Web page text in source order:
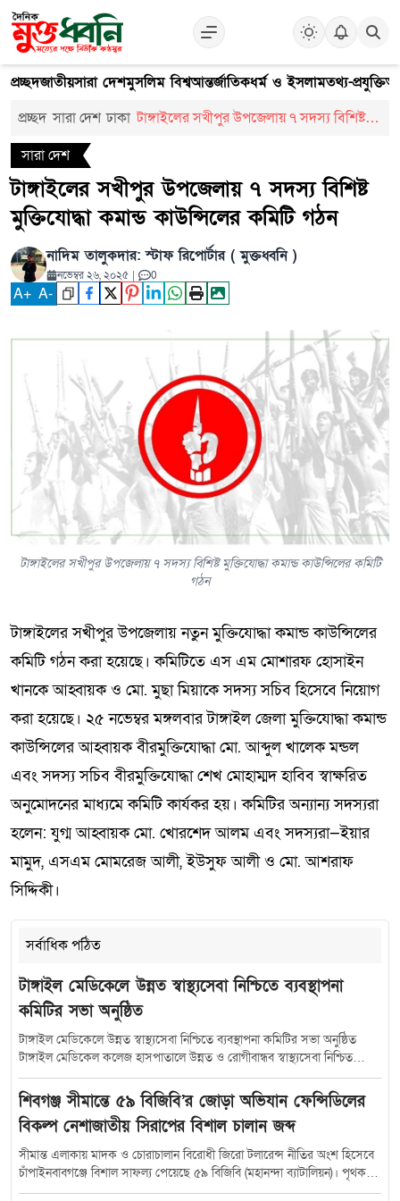
প্রচ্ছদজাতীয়সারা দেশমুসলিম বিশ্বআন্তর্জাতিকধর্ম ও ইসলামতথ্য-প্রযুক্তি
প্রচ্ছদ সারা দেশ ঢাকা টাঙ্গাইলের সখীপুর উপজেলায় ৭ সদস্য বিশিষ্ট
সারা দেশ
টাঙ্গাইলের সখীপুর উপজেলায় ৭ সদস্য বিশিষ্ট
মুক্তিযোদ্ধা কমান্ড কাউন্সিলের কমিটি গঠন
নাদিম তালুকদার: স্টাফ রিপোর্টার ( মুক্তধ্বনি )
নভেম্বর ২৬, ২০২৫ | 0
A+ A-
টাঙ্গাইলের সখীপুর উপজেলায় ৭ সদস্য বিশিষ্ট মুক্তিযোদ্ধা কমান্ড কাউন্সিলের কমিটি
গঠন
টাঙ্গাইলের সখীপুর উপজেলায় নতুন মুক্তিযোদ্ধা কমান্ড কাউন্সিলের
কমিটি গঠন করা হয়েছে। কমিটিতে এস এম মোশারফ হোসাইন
খানকে আহ্বায়ক ও মো. মুছা মিয়াকে সদস্য সচিব হিসেবে নিয়োগ
করা হয়েছে। ২৫ নভেম্বর মঙ্গলবার টাঙ্গাইল জেলা মুক্তিযোদ্ধা কমান্ড
কাউন্সিলের আহ্বায়ক বীরমুক্তিযোদ্ধা মো. আব্দুল খালেক মন্ডল
এবং সদস্য সচিব বীরমুক্তিযোদ্ধা শেখ মোহাম্মদ হাবিব স্বাক্ষরিত
অনুমোদনের মাধ্যমে কমিটি কার্যকর হয়। কমিটির অন্যান্য সদস্যরা
হলেন: যুগ্ম আহ্বায়ক মো. খোরশেদ আলম এবং সদস্যরা—ইয়ার
মামুদ, এসএম মোমরেজ আলী, ইউসুফ আলী ও মো. আশরাফ
সিদ্দিকী।
সর্বাধিক পঠিত
টাঙ্গাইল মেডিকেলে উন্নত স্বাস্থ্যসেবা নিশ্চিতে ব্যবস্থাপনা
কমিটির সভা অনুষ্ঠিত
টাঙ্গাইল মেডিকেলে উন্নত স্বাস্থ্যসেবা নিশ্চিতে ব্যবস্থাপনা কমিটির সভা অনুষ্ঠিত
টাঙ্গাইল মেডিকেল কলেজ হাসপাতালে উন্নত ও রোগীবান্ধব স্বাস্থ্যসেবা নিশ্চিত
করতে হাসপাতাল ব্যবস্থাপনা কমিটির সমন্বয় সভা অনুষ্ঠিত হয়েছে। শুক্রবার (১০
জুলাই) সকাল সাড়ে ১০টায় হাসপাতালের কনফারেন্স রুমে আয়োজিত এ সভায়
সভাপতিত্ব করেন টাঙ্গাইল-৫ (সদর) আসনের সংসদ সদস্য মৎস্য ও প্রাণিসম্পদ
প্রতিমন্ত্রী এবং হাসপাতাল ব্যবস্থাপনা কমিটির সভাপতি সুলতান সালাউদ্দিন টুকু।
সভায় উপস্থিত ছিলেন স্বাস্থ্যসেবা বিভাগের যুগ্মসচিব মো.মুস্তাফিজুর রহমান জেলা
প্রশাসক শরীফা হক অতিরিক্ত জেলা প্রশাসক (সার্বিক) সঞ্জয় কুমার মহন্ত অতিরিক্ত
পুলিশ সুপার মো.রবিউল ইসলাম, টাঙ্গাইল গণপূর্ত বিভাগের নির্বাহী প্রকৌশলী শম্ভু
শিবগঞ্জ সীমান্তে ৫৯ বিজিবি’র জোড়া অভিযান ফেন্সিডিলের
বিকল্প নেশাজাতীয় সিরাপের বিশাল চালান জব্দ
সীমান্ত এলাকায় মাদক ও চোরাচালান বিরোধী জিরো টলারেন্স নীতির অংশ হিসেবে
চাঁপাইনবাবগঞ্জে বিশাল সাফল্য পেয়েছে ৫৯ বিজিবি (মহানন্দা ব্যাটালিয়ন)। পৃথক
দুটি বিশেষ অভিযান চালিয়ে বিপুল পরিমাণ ভারতীয় ‘Eskuf’ সিরাপ জব্দ করেছে